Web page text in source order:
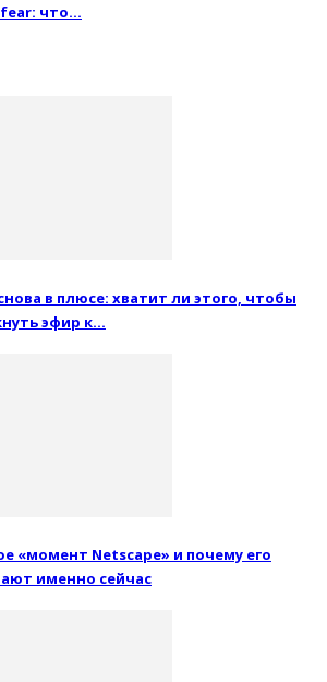
что…
снова в плюсе: хватит ли этого, чтобы
эфир к…
«момент Netscape» и почему его
именно сейчас